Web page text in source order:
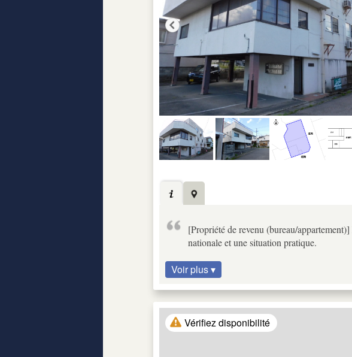
[Propriété de revenu (bureau/
nationale et une situation pratique.
Voir plus ▾
Vérifiez disponibilité